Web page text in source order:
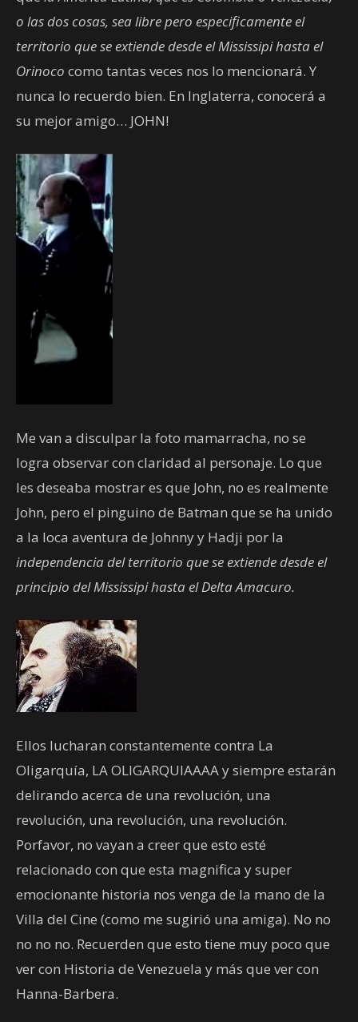
o las dos cosas, sea libre pero especificamente el
territorio que se extiende desde el Mississipi hasta el
Orinoco como tantas veces nos lo mencionará. Y
nunca lo recuerdo bien. En Inglaterra, conocerá a
su mejor amigo… JOHN!
Me van a disculpar la foto mamarracha, no se
logra observar con claridad al personaje. Lo que
les deseaba mostrar es que John, no es realmente
John, pero el pinguino de Batman que se ha unido
a la loca aventura de Johnny y Hadji por la
independencia del territorio que se extiende desde el
principio del Mississipi hasta el Delta Amacuro.
Ellos lucharan constantemente contra La
Oligarquía, LA OLIGARQUIAAAA y siempre estarán
delirando acerca de una revolución, una
revolución, una revolución, una revolución.
Porfavor, no vayan a creer que esto esté
relacionado con que esta magnifica y super
emocionante historia nos venga de la mano de la
Villa del Cine (como me sugirió una amiga). No no
no no no. Recuerden que esto tiene muy poco que
ver con Historia de Venezuela y más que ver con
Hanna-Barbera.